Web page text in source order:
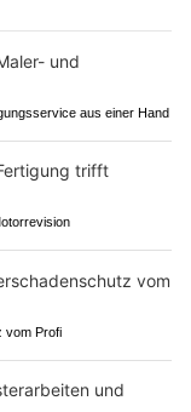
aus einer Hand
vom Profi